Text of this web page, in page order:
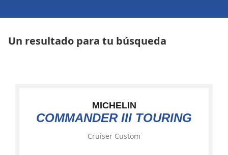
Un resultado para tu búsqueda
MICHELIN
COMMANDER III TOURING
Cruiser Custom